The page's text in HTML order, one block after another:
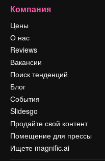
Компания
Цены
О нас
Reviews
Вакансии
Поиск тенденций
Блог
События
Slidesgo
Продайте свой контент
Помещение для прессы
Ищете magnific.ai